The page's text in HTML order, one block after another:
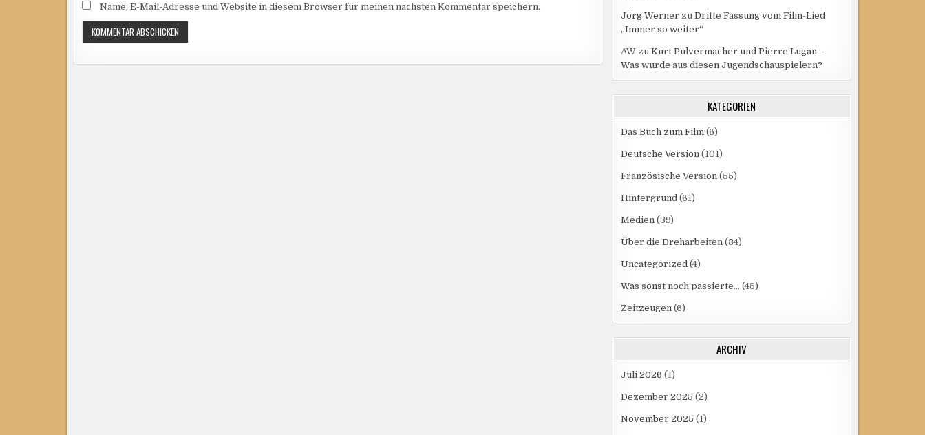
Name, E-Mail-Adresse und Website in diesem Browser für meinen nächsten Kommentar speichern.
Jörg Werner zu Dritte Fassung vom Film-Lied
„Immer so weiter“
AWzu Kurt Pulvermacher und Pierre Lugan –
Was wurde aus diesen Jugendschauspielern?
KATEGORIEN
Das Buch zum Film(6)
Deutsche Version(101)
Französische Version(55)
Hintergrund(61)
Medien(39)
Über die Dreharbeiten(34)
Uncategorized(4)
Was sonst noch passierte… (45)
Zeitzeugen(6)
ARCHIV
Juli 2026 (1)
Dezember 2025 (2)
November 2025 (1)